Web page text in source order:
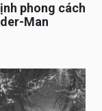
phong cách
Man